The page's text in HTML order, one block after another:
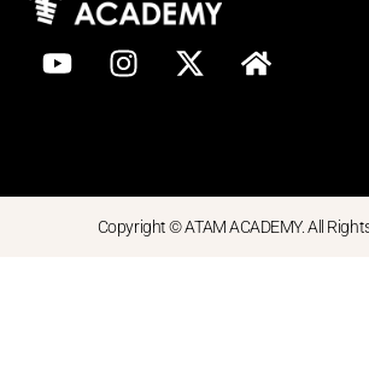
Copyright © ATAM ACADEMY. All